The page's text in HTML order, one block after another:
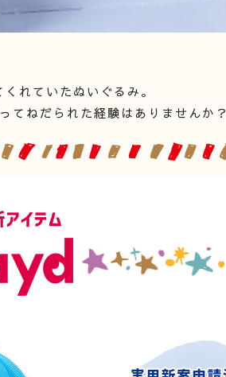
れていたぬいぐるみ。
てねだられた経験はありませんか？